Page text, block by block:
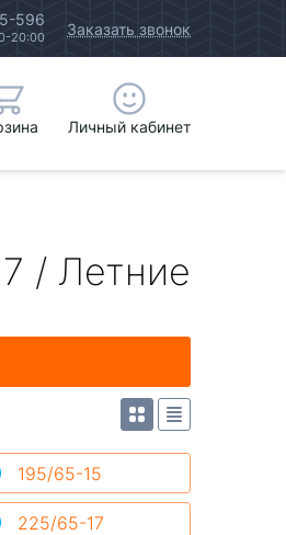
596
20:00 Заказать звонок
Личный кабинет
/ Летние
195/65-15
225/65-17